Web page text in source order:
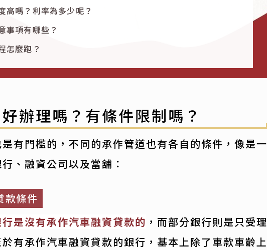
高嗎？利率為多少呢？
事項有哪些？
怎麼跑？
辦理嗎？有條件限制嗎？
有門檻的，不同的承作管道也有各自的條件，像是一
、融資公司以及當舖：
款條件
是沒有承作汽車融資貸款的 ，而部分銀行則是只受理
有承作汽車融資貸款的銀行，基本上除了車款車齡上